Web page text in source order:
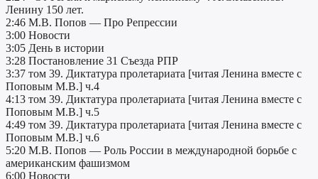
Ленину 150 лет.
2:46 М.В. Попов — Про Репрессии
3:00 Новости
3:05 День в истории
3:28 Постановление 31 Съезда РПР
3:37 том 39. Диктатура пролетариата [читая Ленина вместе с
Поповым М.В.] ч.4
4:13 том 39. Диктатура пролетариата [читая Ленина вместе с
Поповым М.В.] ч.5
4:49 том 39. Диктатура пролетариата [читая Ленина вместе с
Поповым М.В.] ч.6
5:20 М.В. Попов — Роль России в международной борьбе с
американским фашизмом
6:00 Новости